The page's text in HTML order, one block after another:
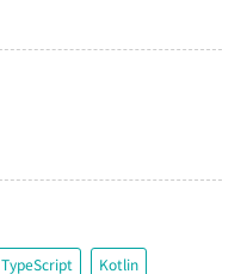
TypeScript Kotlin